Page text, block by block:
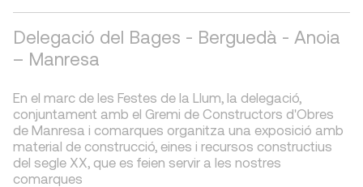
Delegació del Bages - Berguedà - Anoia
– Manresa
En el marc de les Festes de la Llum, la delegació,
conjuntament amb el Gremi de Constructors d'Obres
de Manresa i comarques organitza una exposició amb
material de construcció, eines i recursos constructius
del segle XX, que es feien servir a les nostres
comarques